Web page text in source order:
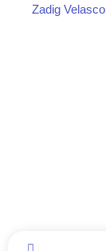
Zadig Velasco